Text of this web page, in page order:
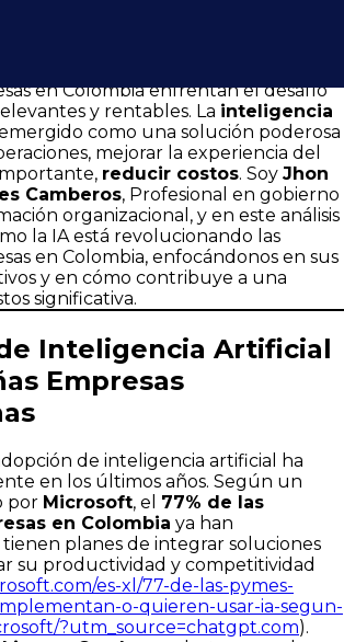
en Colombia con IA: Análisis de Jhon
sobre Beneficios y Reducción de
cada vez más competitivo, las
en Colombia enfrentan el desafío
y rentables. La inteligencia
como una solución poderosa
mejorar la experiencia del
reducir costos. Soy Jhon
Camberos, Profesional en gobierno
organizacional, y en este análisis
la IA está revolucionando las
en Colombia, enfocándonos en sus
y en cómo contribuye a una
significativa.
Inteligencia Artificial
Empresas
de inteligencia artificial ha
en los últimos años. Según un
por Microsoft, el 77% de las
en Colombia ya han
planes de integrar soluciones
su productividad y competitividad
es-xl/77-de-las-pymes-
o-quieren-usar-ia-segun-
?utm_source=chatgpt.com).